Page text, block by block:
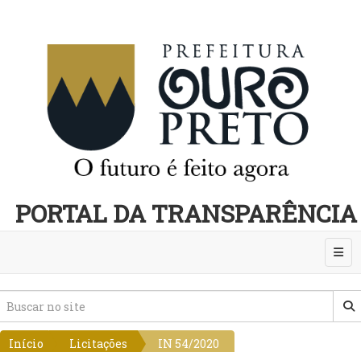
PORTAL DA TRANSPARÊNCIA
Início Licitações IN 54/2020